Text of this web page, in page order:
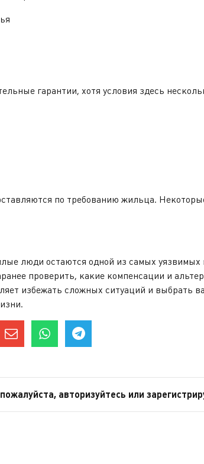
гарантии, хотя условия здесь
по требованию жильца.
остаются одной из самых уязвимых
проверить, какие компенсации и
избежать сложных ситуаций и выбрать
авторизуйтесь или